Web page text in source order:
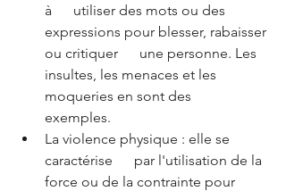
à      utiliser des mots ou des
expressions pour blesser, rabaisser
ou critiquer      une personne. Les
insultes, les menaces et les
moqueries en sont des
exemples.
La violence physique : elle se
caractérise      par l'utilisation de la
force ou de la contrainte pour